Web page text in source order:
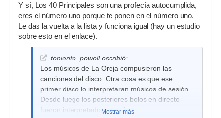
Y sí, Los 40 Principales son una profecía autocumplida,
eres el número uno porque te ponen en el número uno.
Le das la vuelta a la lista y funciona igual (hay un estudio
sobre esto en el enlace).
teniente_powell escribió:
Los músicos de La Oreja compusieron las
canciones del disco. Otra cosa es que ese
primer disco lo interpretaran músicos de sesión.
Desde luego los posteriores bolos en directo
fueron interpretados por ellos.
Mostrar más